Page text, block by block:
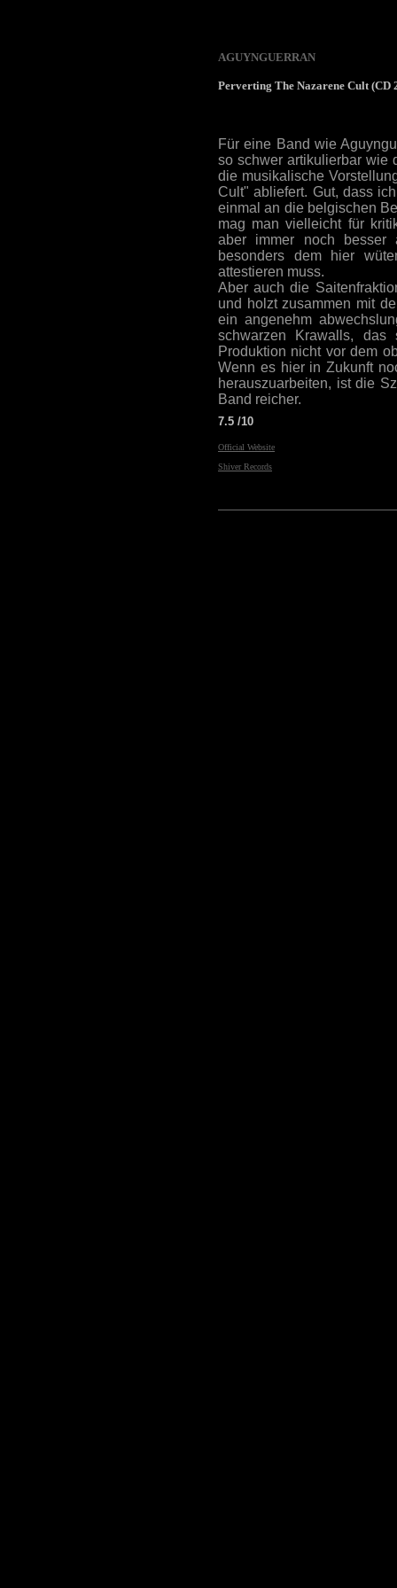
AGUYNGUERRAN
Perverting The Nazarene Cult (CD
Für eine Band wie
so schwer artikulierbar wie
die musikalische
Cult" abliefert. Gut, dass
einmal an die belgischen
mag man vielleicht für
aber immer noch besser
besonders dem hier
attestieren muss.
Aber auch die
und holzt zusammen mit
ein angenehm
schwarzen Krawalls,
Produktion nicht vor dem
Wenn es hier in Zukunft
herauszuarbeiten, ist die
Band reicher.
7.5 /10
Official Website
Shiver Records